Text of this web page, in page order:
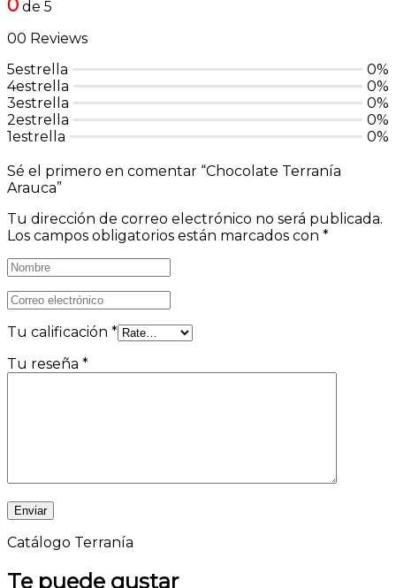
0 de 5
00 Reviews
5estrella
0%
4estrella
0%
3estrella
0%
2estrella
0%
1estrella
0%
Sé el primero en comentar “Chocolate Terranía
Arauca”
Tu dirección de correo electrónico no será publicada.
Los campos obligatorios están marcados con *
Tu calificación *
Tu reseña *
Catálogo Terranía
Te puede gustar